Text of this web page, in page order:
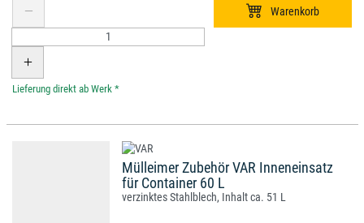
*
Mülleimer Zubehör VAR Inneneinsatz
für Container 60 L
verzinktes Stahlblech, Inhalt ca. 51 L